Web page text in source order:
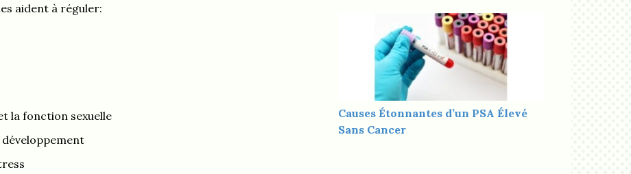
aident à réguler:
la fonction sexuelle
Causes Étonnantes d’un PSA Élevé
Sans Cancer